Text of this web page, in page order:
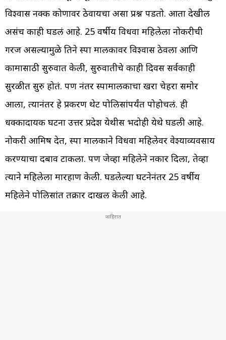
विश्वास नक्की कोणावर ठेवायचा असा प्रश्न पडतो. आता देखील
असंच काही घडलं आहे. 25 वर्षीय विधवा महिलेला नोकरीची
गरज असल्यामुळे तिने स्पा मालकावर विश्वास ठेवला आणि
कामासाठी सुरुवात केली, सुरुवातीचे काही दिवस सर्वकाही
सुरळीत सुरु होतं. पण नंतर स्पामालकाचा खरा चेहरा समोर
आला, त्यानंतर हे प्रकरण थेट पोलिसांपर्यंत पोहोचलं. ही
धक्कादायक घटना उत्तर प्रदेश येथीस भदोही येथे घडली आहे.
नोकरी आमिष देत, स्पा मालकाने विधवा महिलेवर वेश्याव्यवसाय
करण्याचा दबाव टाकला. पण जेव्हा महिलेने नकार दिला, तेव्हा
त्याने महिलेला मारहाण केली. घडलेल्या घटनेनंतर 25 वर्षीय
महिलेने पोलिसांत तक्रार दाखल केली आहे.